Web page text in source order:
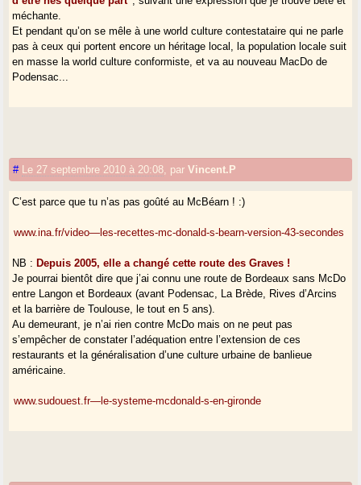
méchante.
Et pendant qu’on se mêle à une world culture contestataire qui ne parle
pas à ceux qui portent encore un héritage local, la population locale suit
en masse la world culture conformiste, et va au nouveau MacDo de
Podensac...
# Le 27 septembre 2010 à 20:08 parVincent.P
C’est parce que tu n’as pas goûté au McBéarn ! :)
www.ina.fr/video—les-recettes-mc-donald-s-bearn-version-43-secondes
NB : Depuis 2005, elle a changé cette route des Graves !
Je pourrai bientôt dire que j’ai connu une route de Bordeaux sans McDo
entre Langon et Bordeaux (avant Podensac, La Brède, Rives d’Arcins
et la barrière de Toulouse, le tout en 5 ans).
Au demeurant, je n’ai rien contre McDo mais on ne peut pas
s’empêcher de constater l’adéquation entre l’extension de ces
restaurants et la généralisation d’une culture urbaine de banlieue
américaine.
www.sudouest.fr—le-systeme-mcdonald-s-en-gironde